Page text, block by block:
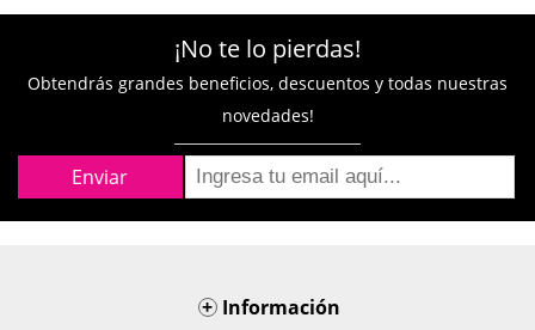
¡No te lo pierdas!
Obtendrás grandes beneficios, descuentos y todas nuestras
novedades!
+Información